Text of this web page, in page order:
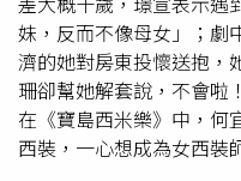
這項法條在塔利班掌權後
定的最低結婚年齡，女性
學派（Hanafi）解釋，允
但對具體年齡並無共識，
妹，反而不像母女」；劇
濟的她對房東投懷送抱，
珊卻幫她解套說，不會啦
在《寶島西米樂》中，何
西裝，一心想成為女西裝